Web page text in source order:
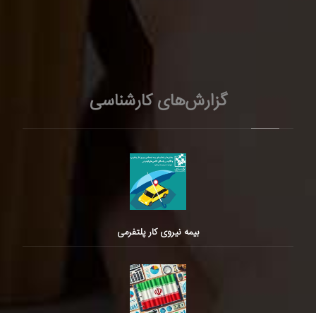
گزارش‌های کارشناسی
بیمه نیروی کار پلتفرمی